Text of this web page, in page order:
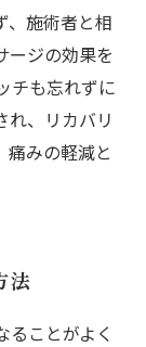
、施術者と相
ージの効果を
チも忘れずに
れ、リカバリ
痛みの軽減と
法
ることがよく